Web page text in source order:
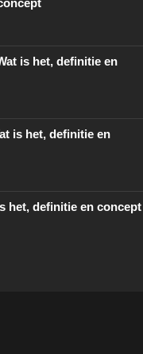
is het, definitie en
is het, definitie en
het, definitie en concept